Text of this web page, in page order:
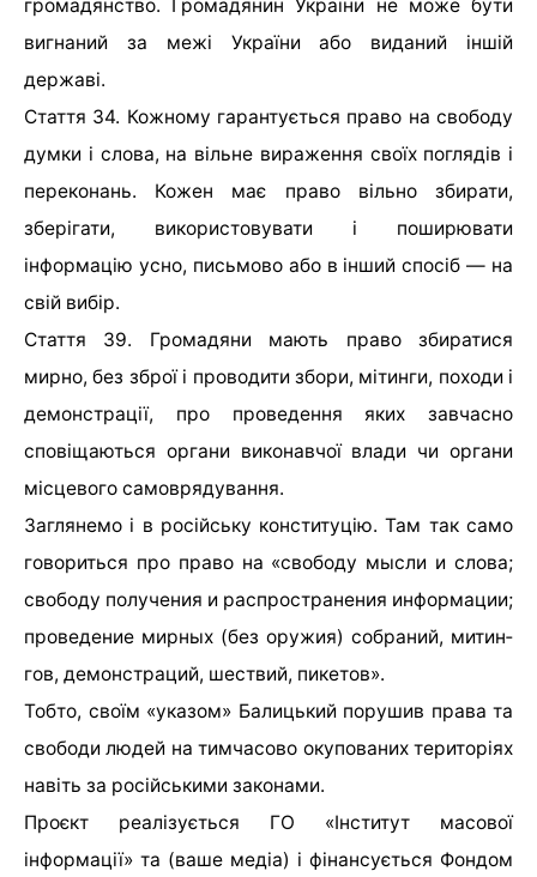
громадянство. Громадянин України не може бути
вигнаний за межі України або виданий іншій
державі.
Стаття 34. Кожному гарантується право на свободу
думки і слова, на вільне вираження своїх поглядів і
переконань. Кожен має право вільно збирати,
зберігати, використовувати і поширювати
інформацію усно, письмово або в інший спосіб — на
свій вибір.
Стаття 39. Громадяни мають право збиратися
мирно, без зброї і проводити збори, мітинги, походи і
демонстрації, про проведення яких завчасно
сповіщаються органи виконавчої влади чи органи
місцевого самоврядування.
Заглянемо і в російську конституцію. Там так само
говориться про право на «сво­бо­ду мыс­ли и сло­ва;
сво­бо­ду по­лу­че­ния и рас­про­стра­не­ния ин­фор­ма­ции;
про­ве­де­ние мир­ных (без ору­жия) со­б­ра­ний, ми­тин­
гов, де­мон­ст­ра­ций, ше­ст­вий, пи­ке­тов».
Тобто, своїм «указом» Балицький порушив права та
свободи людей на тимчасово окупованих територіях
навіть за російськими законами.
Проєкт реалізується ГО «Інститут масової
інформації» та (ваше медіа) і фінансується Фондом